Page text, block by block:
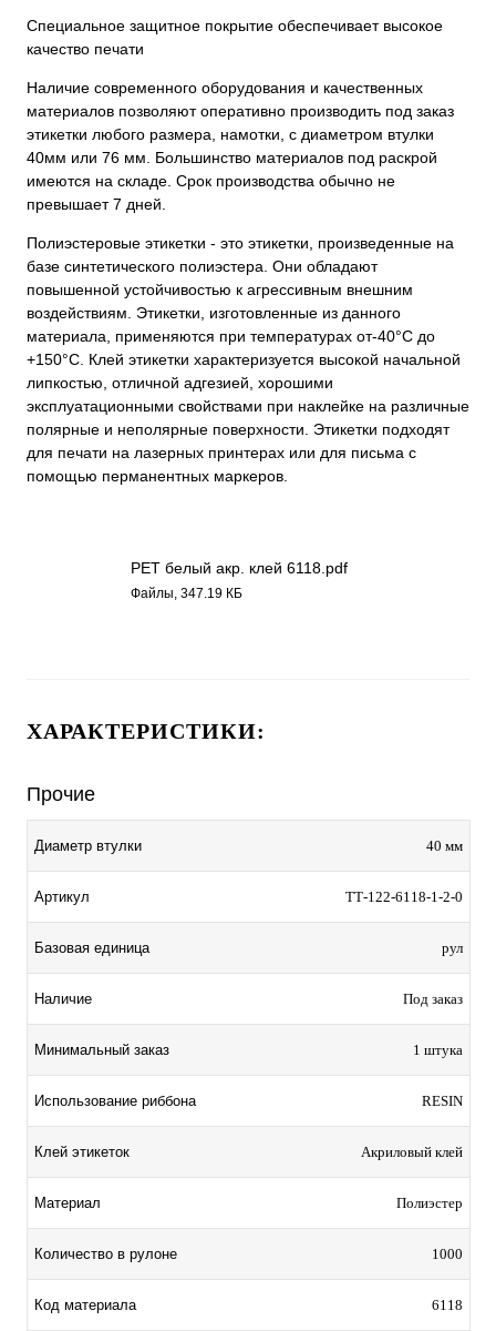
Специальное защитное покрытие обеспечивает высокое
качество печати
Наличие современного оборудования и качественных
материалов позволяют оперативно производить под заказ
этикетки любого размера, намотки, с диаметром втулки
40мм или 76 мм. Большинство материалов под раскрой
имеются на складе. Срок производства обычно не
превышает 7 дней.
Полиэстеровые этикетки - это этикетки, произведенные на
базе синтетического полиэстера. Они обладают
повышенной устойчивостью к агрессивным внешним
воздействиям. Этикетки, изготовленные из данного
материала, применяются при температурах от-40°С до
+150°С. Клей этикетки характеризуется высокой начальной
липкостью, отличной адгезией, хорошими
эксплуатационными свойствами при наклейке на различные
полярные и неполярные поверхности. Этикетки подходят
для печати на лазерных принтерах или для письма с
помощью перманентных маркеров.
РЕТ белый акр. клей 6118.pdf
Файлы, 347.19 КБ
ХАРАКТЕРИСТИКИ:
Прочие
Диаметр втулки 40 мм
Артикул ТТ-122-6118-1-2-0
Базовая единица рул
Наличие Под заказ
Минимальный заказ 1 штука
Использование риббона RESIN
Клей этикеток Акриловый клей
Материал Полиэстер
Количество в рулоне 1000
Код материала 6118